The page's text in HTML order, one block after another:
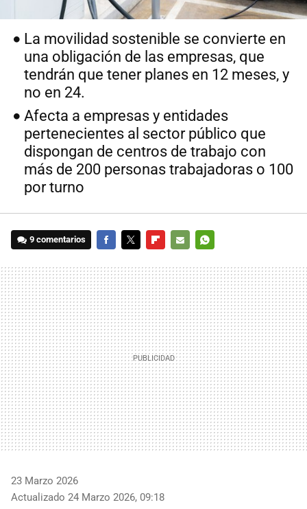
La movilidad sostenible se convierte en
una obligación de las empresas, que
tendrán que tener planes en 12 meses, y
no en 24.
Afecta a empresas y entidades
pertenecientes al sector público que
dispongan de centros de trabajo con
más de 200 personas trabajadoras o 100
por turno
9 comentarios
MAIL
23 Marzo 2026
Actualizado 24 Marzo 2026, 09:18